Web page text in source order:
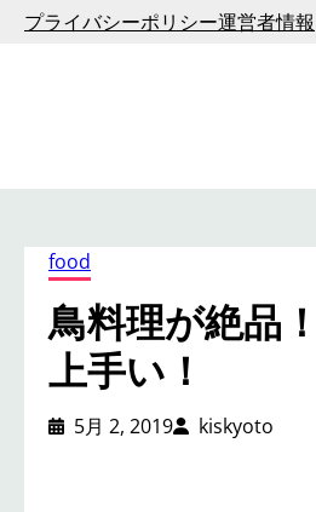
プ
プライバシーポリシー運営者情報
food
鳥料理が絶品
上手い！
5月 2, 2019 kiskyoto